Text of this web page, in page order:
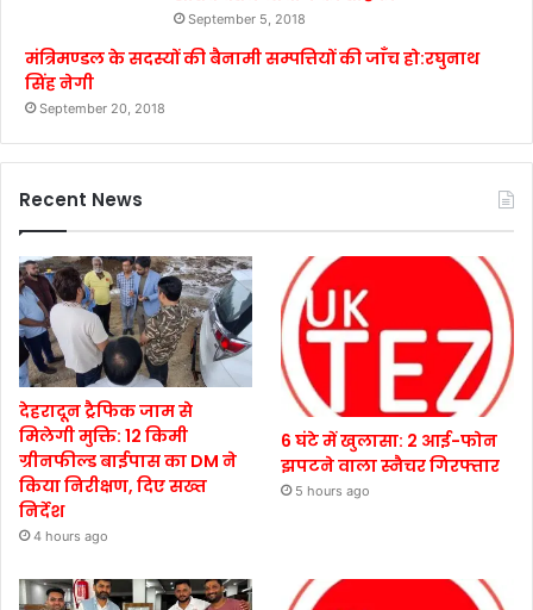
September 5, 2018
मंत्रिमण्डल के सदस्यों की बैनामी सम्पत्तियों की जाँच हो:रघुनाथ
सिंह नेगी
September 20, 2018
Recent News
देहरादून ट्रैफिक जाम से
मिलेगी मुक्ति: 12 किमी
ग्रीनफील्ड बाईपास का DM ने
किया निरीक्षण, दिए सख्त
निर्देश
4 hours ago
6 घंटे में खुलासा: 2 आई-फोन
झपटने वाला स्नैचर गिरफ्तार
5 hours ago